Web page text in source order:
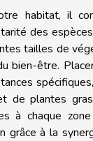
habitat, il
des
tailles de
bien-être.
de plantes
à chaque
grâce à la